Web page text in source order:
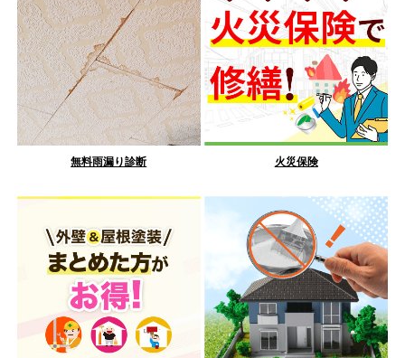
無料雨漏り診断 火災保険